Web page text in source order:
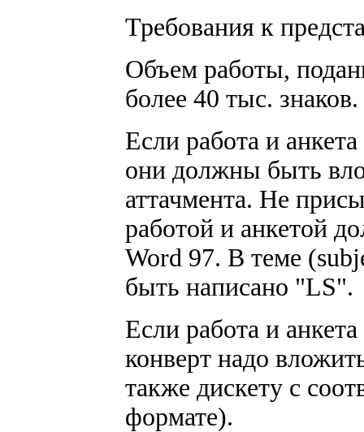
Требования к
Объем работы,
более 40 тыс. знаков.
Если работа и
они должны быть
аттачмента. Не
работой и анкетой
Word 97. В теме
быть написано "LS".
Если работа и
конверт надо
также дискету с
формате).